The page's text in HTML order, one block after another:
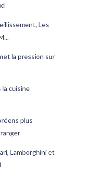
Les
la pression sur
la cuisine
plus
Lamborghini et